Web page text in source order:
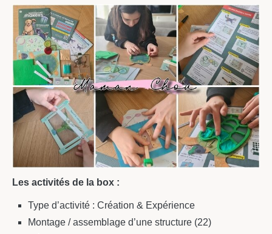
Les activités de la box :
Type d’activité : Création & Expérience
Montage / assemblage d’une structure (22)